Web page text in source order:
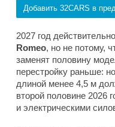
Добавить 32CARS в
2027 год
Romeo, но не потому,
заменят половину
перестройку раньше:
длиной менее 4,5 м
второй половине 2026
и электрическими